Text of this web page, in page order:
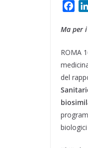
c
b
o
o
k
Ma per
ROMA
del